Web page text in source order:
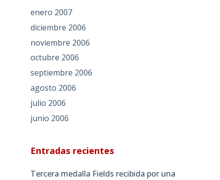
enero 2007
diciembre 2006
noviembre 2006
octubre 2006
septiembre 2006
agosto 2006
julio 2006
junio 2006
Entradas recientes
Tercera medalla Fields recibida por una